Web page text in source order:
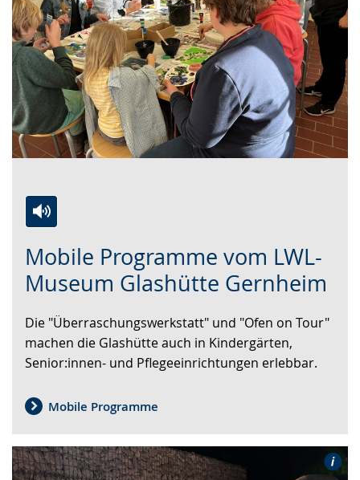
Mobile Programme vom LWL-
Museum Glashütte Gernheim
Leichten
Sprache
wechseln.
Audio-
Unterstützung.
Video
in
Deutscher
Gebärdensprache
wird
angezeigt.
Die "Überraschungswerkstatt" und "Ofen on Tour"
machen die Glashütte auch in Kindergärten,
Senior:innen- und Pflegeeinrichtungen erlebbar.
Mobile Programme